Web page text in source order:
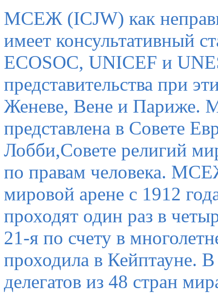
МСЕЖ (ICJW) как
имеет консультативный
ECOSOC, UNICEF и
представительства при
Женеве, Вене и Париже.
представлена в Совете
Лобби,Совете религий
по правам человека. МСЕЖ
мировой арене с 1912
проходят один раз в
21-я по счету в
проходила в Кейптауне.
делегатов из 48 стран